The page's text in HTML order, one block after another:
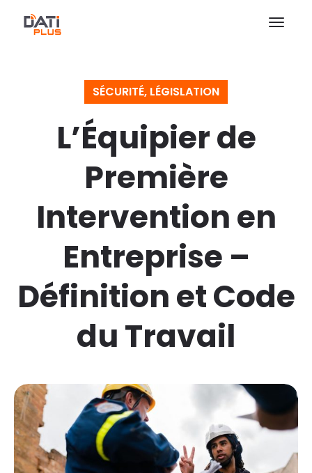
SÉCURITÉ, LÉGISLATION
L’Équipier de
Première
Intervention en
Entreprise –
Définition et Code
du Travail